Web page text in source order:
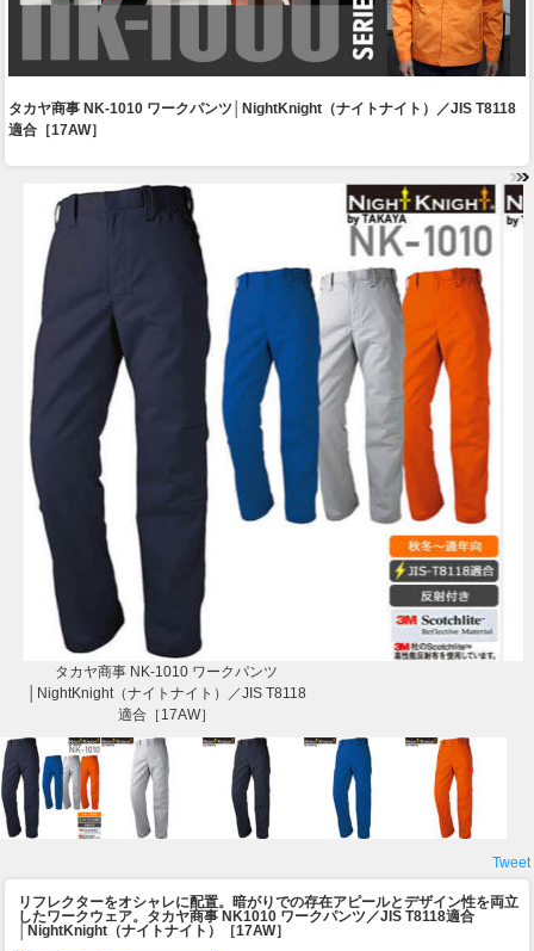
タカヤ商事 NK-1010 ワークパンツ│NightKnight（ナイトナイト）／JIS T8118
適合［17AW］
タカヤ商事 NK-1010 ワークパンツ
│NightKnight（ナイトナイト）／JIS T8118
適合［17AW］
Tweet
リフレクターをオシャレに配置。暗がりでの存在アピールとデザイン性を両立
したワークウェア。 タカヤ商事 NK1010 ワークパンツ／JIS T8118適合
│NightKnight（ナイトナイト）［17AW］